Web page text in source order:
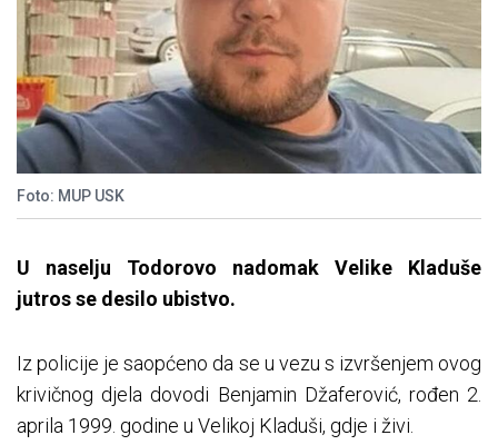
Foto: MUP USK
U naselju Todorovo nadomak Velike Kladuše
jutros se desilo ubistvo.
Iz policije je saopćeno da se u vezu s izvršenjem ovog
krivičnog djela dovodi Benjamin Džaferović, rođen 2.
aprila 1999. godine u Velikoj Kladuši, gdje i živi.